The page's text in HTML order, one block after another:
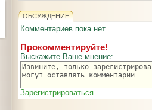
ОБСУЖДЕНИЕ
Комментариев пока нет
Прокомментируйте!
Выскажите Ваше мнение:
Зарегистрироваться